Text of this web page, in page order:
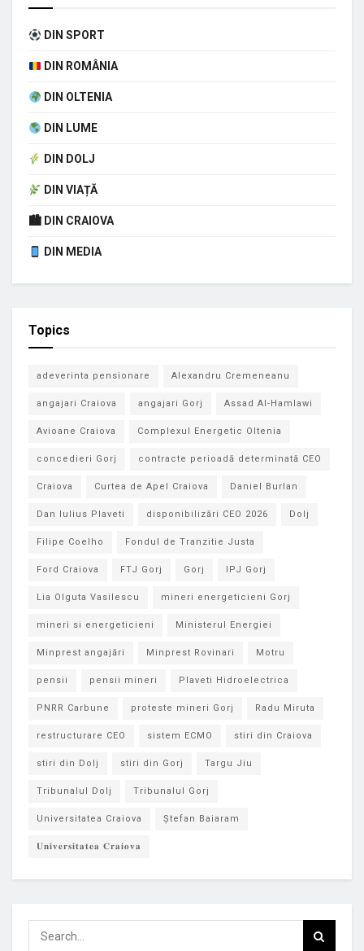
DIN SPORT
DIN ROMÂNIA
DIN OLTENIA
DIN LUME
DIN DOLJ
DIN VIAȚĂ
🏙 DIN CRAIOVA
DIN MEDIA
Topics
adeverinta pensionare Alexandru Cremeneanu
angajari Craiova angajari Gorj Assad Al-Hamlawi
Avioane Craiova Complexul Energetic Oltenia
concedieri Gorj contracte perioadă determinată CEO
Craiova Curtea de Apel Craiova Daniel Burlan
Dan Iulius Plaveti disponibilizări CEO 2026 Dolj
Filipe Coelho Fondul de Tranzitie Justa
Ford Craiova FTJ Gorj Gorj IPJ Gorj
Lia Olguta Vasilescu mineri energeticieni Gorj
mineri si energeticieni Ministerul Energiei
Minprest angajări Minprest Rovinari Motru
pensii pensii mineri Plaveti Hidroelectrica
PNRR Carbune proteste mineri Gorj Radu Miruta
restructurare CEO sistem ECMO stiri din Craiova
stiri din Dolj stiri din Gorj Targu Jiu
Tribunalul Dolj Tribunalul Gorj
Universitatea Craiova Ștefan Baiaram
𝐔𝐧𝐢𝐯𝐞𝐫𝐬𝐢𝐭𝐚𝐭𝐞𝐚 𝐂𝐫𝐚𝐢𝐨𝐯𝐚